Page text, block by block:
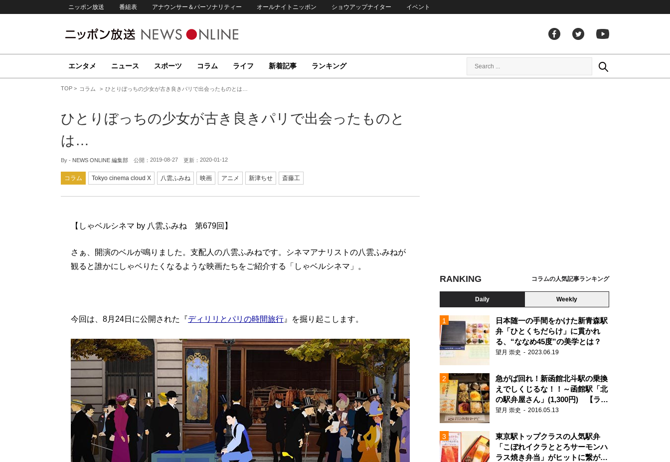
ニッポン放送 番組表 アナウンサー＆パーソナリティー オールナイトニッポン ショウアップナイター イベント
エンタメ ニュース スポーツ コラム ライフ 新着記事 ランキング
TOP コラム ひとりぼっちの少女が古き良きパリで出会ったものとは…
ひとりぼっちの少女が古き良きパリで出会ったものと
は…
By - NEWS ONLINE 編集部 公開： 2019-08-27 更新： 2020-01-12
コラム Tokyo cinema cloud X 八雲ふみね 映画 アニメ 新津ちせ 斎藤工
【しゃベルシネマ by 八雲ふみね 第679回】
さぁ、開演のベルが鳴りました。支配人の八雲ふみねです。シネマアナリストの八雲ふみねが
観ると誰かにしゃベりたくなるような映画たちをご紹介する「しゃベルシネマ」。
今回は、8月24日に公開された『ディリリとパリの時間旅行 』を掘り起こします。
RANKING コラムの人気記事ランキング
Daily Weekly
日本随一の手間をかけた新青森駅
弁「ひとくちだらけ」に貫かれ
る、“ななめ45度”の美学とは？
望月 崇史 2023.06.19
急がば回れ！新函館北斗駅の乗換
えでしくじるな！！～函館駅「北
の駅弁屋さん」(1,300円) 【ライ
ター望月の駅弁膝栗毛】
望月 崇史 2016.05.13
東京駅トップクラスの人気駅弁
「こぼれイクラととろサーモンハ
ラス焼き弁当」がヒットに繋がっ